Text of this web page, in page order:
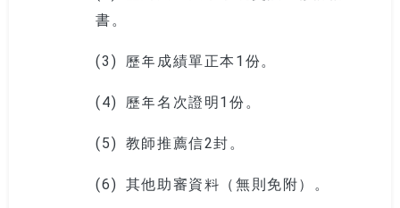
書。
(3) 歷年成績單正本1份。
(4) 歷年名次證明1份。
(5) 教師推薦信2封。
(6) 其他助審資料（無則免附）。